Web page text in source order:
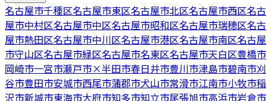
名古屋市千種区名古屋市東区名古屋市北区名古屋市西区名古
屋市中村区名古屋市中区名古屋市昭和区名古屋市瑞穂区名古
屋市熱田区名古屋市中川区名古屋市港区名古屋市南区名古屋
市守山区名古屋市緑区名古屋市名東区名古屋市天白区豊橋市
岡崎市一宮市瀬戸市×半田市春日井市豊川市津島市碧南市刈
谷市豊田市安城市西尾市蒲郡市犬山市常滑市江南市小牧市稲
沢市新城市東海市大府市知多市知立市尾張旭市高浜市岩倉市